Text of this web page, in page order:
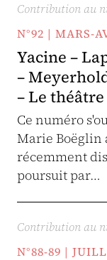
Contribution au
N°92 | MARS-
Yacine –
–
– Le
Ce numéro
Marie Boëglin
récemment
poursuit par…
Contribution au
N°88-89 |